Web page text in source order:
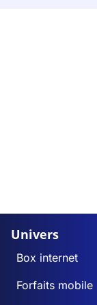
Univers
Box internet
Forfaits mobile